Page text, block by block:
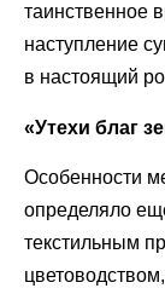
таинственное
наступление
в настоящий
«Утехи благ
Особенности
определяло
текстильным